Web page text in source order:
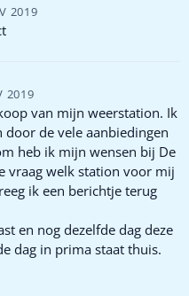
2019
2019
van mijn weerstation. Ik
door de vele aanbiedingen
heb ik mijn wensen bij De
vraag welk station voor mij
ik een berichtje terug
en nog dezelfde dag deze
dag in prima staat thuis.